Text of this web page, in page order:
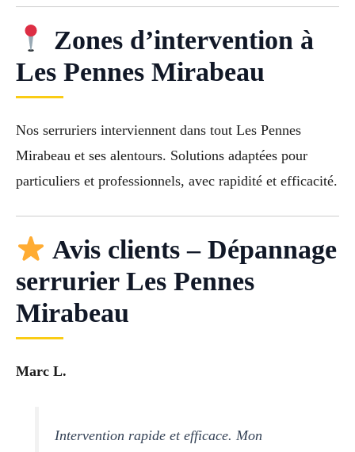
Zones d’intervention à
Les Pennes Mirabeau
Nos serruriers interviennent dans tout Les Pennes
Mirabeau et ses alentours. Solutions adaptées pour
particuliers et professionnels, avec rapidité et efficacité.
Avis clients – Dépannage
serrurier Les Pennes
Mirabeau
Marc L.
Intervention rapide et efficace. Mon